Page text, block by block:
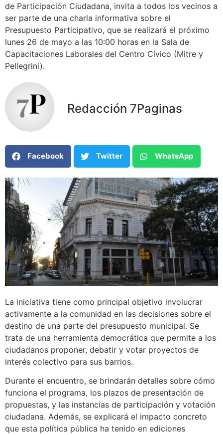
de Participación Ciudadana, invita a todos los vecinos a
ser parte de una charla informativa sobre el
Presupuesto Participativo, que se realizará el próximo
lunes 26 de mayo a las 10:00 horas en la Sala de
Capacitaciones Laborales del Centro Cívico (Mitre y
Pellegrini).
Redacción 7Paginas
Facebook Twitter WhatsApp
La iniciativa tiene como principal objetivo involucrar
activamente a la comunidad en las decisiones sobre el
destino de una parte del presupuesto municipal. Se
trata de una herramienta democrática que permite a los
ciudadanos proponer, debatir y votar proyectos de
interés colectivo para sus barrios.
Durante el encuentro, se brindarán detalles sobre cómo
funciona el programa, los plazos de presentación de
propuestas, y las instancias de participación y votación
ciudadana. Además, se explicará el impacto concreto
que esta política pública ha tenido en ediciones